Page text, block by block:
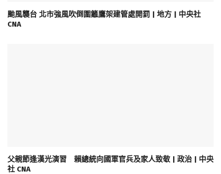
颱風襲台 北市強風吹倒圍籬鷹架建管處開罰 | 地方 | 中央社
CNA
父親節逢漢光演習 賴總統向國軍官兵及家人致敬 | 政治 | 中央
社 CNA